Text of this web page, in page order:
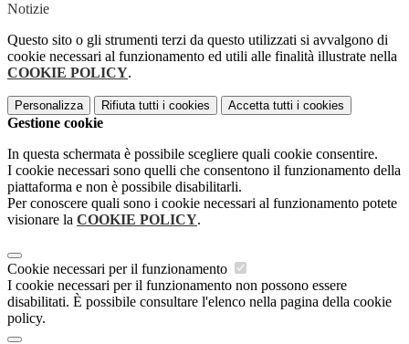
Notizie
Questo sito o gli strumenti terzi da questo utilizzati si avvalgono di
cookie necessari al funzionamento ed utili alle finalità illustrate nella
COOKIE POLICY.
Personalizza Rifiuta tutti i cookies Accetta tutti i cookies
Gestione cookie
In questa schermata è possibile scegliere quali cookie consentire.
I cookie necessari sono quelli che consentono il funzionamento della
piattaforma e non è possibile disabilitarli.
Per conoscere quali sono i cookie necessari al funzionamento potete
visionare la COOKIE POLICY.
Cookie necessari per il funzionamento
I cookie necessari per il funzionamento non possono essere
disabilitati. È possibile consultare l'elenco nella pagina della cookie
policy.